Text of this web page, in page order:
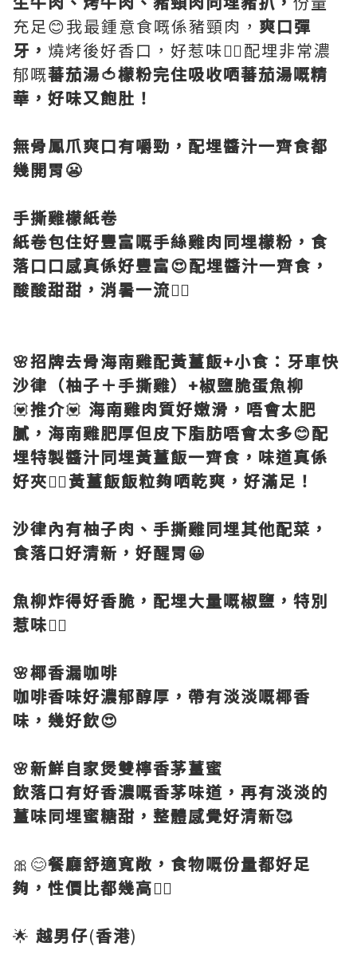
充足😊我最鍾意食嘅係豬頸肉， 爽口彈
牙， 燒烤後好香口，好惹味👍🏻配埋非常濃
郁嘅蕃茄湯🍅檬粉完住吸收哂蕃茄湯嘅精
華，好味又飽肚！
無骨鳳爪爽口有嚼勁，配埋醬汁一齊食都
幾開胃😬
手撕雞檬紙卷
紙卷包住好豐富嘅手絲雞肉同埋檬粉，食
落口口感真係好豐富😍配埋醬汁一齊食，
酸酸甜甜，消暑一流👍🏻
🌸招牌去骨海南雞配黃薑飯+小食：牙車快
沙律（柚子＋手撕雞）+椒鹽脆蛋魚柳
💟推介💟 海南雞肉質好嫩滑，唔會太肥
膩，海南雞肥厚但皮下脂肪唔會太多😊配
埋特製醬汁同埋黃薑飯一齊食，味道真係
好夾👍🏻黃薑飯飯粒夠哂乾爽，好滿足！
沙律內有柚子肉、手撕雞同埋其他配菜，
食落口好清新，好醒胃😀
魚柳炸得好香脆，配埋大量嘅椒鹽，特別
惹味👍🏻
🌸椰香漏咖啡
咖啡香味好濃郁醇厚，帶有淡淡嘅椰香
味，幾好飲😍
🌸新鮮自家煲雙檸香茅薑蜜
飲落口有好香濃嘅香茅味道，再有淡淡的
薑味同埋蜜糖甜，整體感覺好清新🥰
🎀😊餐廳舒適寬敞，食物嘅份量都好足
夠，性價比都幾高👍🏻
🌟 越男仔(香港)